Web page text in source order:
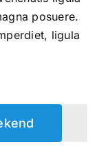
posuere.
ligula